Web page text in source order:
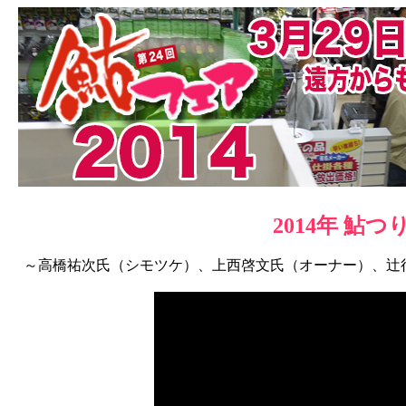
2014年 鮎つ
～高橋祐次氏（シモツケ）、上西啓文氏（オーナー）、